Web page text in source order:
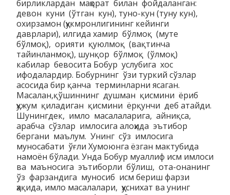
бирликлардан маҳорат билан фойдаланган:
девон куни (ўтган кун), туно-кун (туну кун),
охирзамон (ҳукмронлигининг кейинги
даврлари), илгида хамир бўлмоқ (муте
бўлмоқ), орияти қуюлмоқ (вақтинча
тайинланмоқ), шунқор бўлмоқ (ўлмоқ)
кабилар бевосита Бобур услубига хос
ифодалардир. Бобурнинг ўзи туркий сўзлар
асосида бир қанча терминларни ясаган.
Масалан,қўшиннинг душман қисмини ёриб
ҳужум қиладиган қисмини ёрқунчи деб атайди.
Шунингдек, имло масалаларига, айниқса,
арабча сўзлар имлосига алоҳида эътибор
бергани маълум. Унинг сўз имлосига
муносабати ўғли Хумоюнга ёзган мактубида
намоён бўлади. Унда Бобур муаллиф исм имлоси
ва маъносига эътиборли бўлиш, ота-онанинг
ўз фарзандига муносиб исм бериш фарзи
ҳақида, имло масалалари, ҳуснихат ва унинг